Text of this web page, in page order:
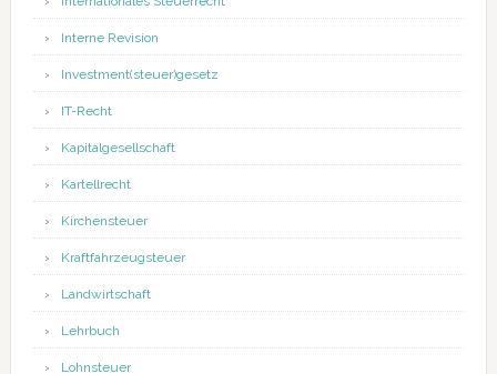
Interne Revision
Investment(steuer)gesetz
IT-Recht
Kapitalgesellschaft
Kartellrecht
Kirchensteuer
Kraftfahrzeugsteuer
Landwirtschaft
Lehrbuch
Lohnsteuer